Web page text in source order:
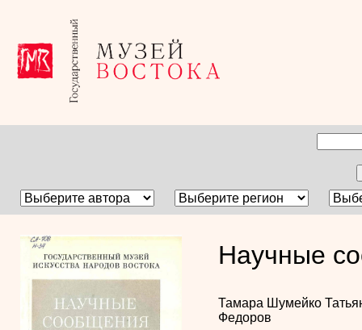
Научные
Тамара Шумейко
Федоров